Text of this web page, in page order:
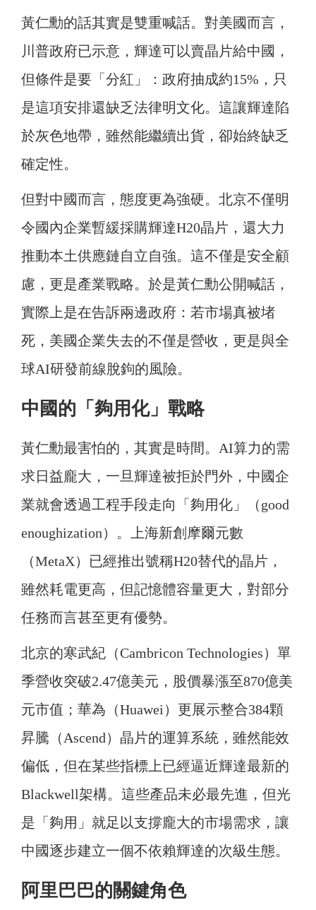
黃仁勳的話其實是雙重喊話。對美國而言，
川普政府已示意，輝達可以賣晶片給中國，
但條件是要「分紅」：政府抽成約15%，只
是這項安排還缺乏法律明文化。這讓輝達陷
於灰色地帶，雖然能繼續出貨，卻始終缺乏
確定性。
但對中國而言，態度更為強硬。北京不僅明
令國內企業暫緩採購輝達H20晶片，還大力
推動本土供應鏈自立自強。這不僅是安全顧
慮，更是產業戰略。於是黃仁勳公開喊話，
實際上是在告訴兩邊政府：若市場真被堵
死，美國企業失去的不僅是營收，更是與全
球AI研發前線脫鉤的風險。
中國的「夠用化」戰略
黃仁勳最害怕的，其實是時間。AI算力的需
求日益龐大，一旦輝達被拒於門外，中國企
業就會透過工程手段走向「夠用化」（good
enoughization）。上海新創摩爾元數
（MetaX）已經推出號稱H20替代的晶片，
雖然耗電更高，但記憶體容量更大，對部分
任務而言甚至更有優勢。
北京的寒武紀（Cambricon Technologies）單
季營收突破2.47億美元，股價暴漲至870億美
元市值；華為（Huawei）更展示整合384顆
昇騰（Ascend）晶片的運算系統，雖然能效
偏低，但在某些指標上已經逼近輝達最新的
Blackwell架構。這些產品未必最先進，但光
是「夠用」就足以支撐龐大的市場需求，讓
中國逐步建立一個不依賴輝達的次級生態。
阿里巴巴的關鍵角色